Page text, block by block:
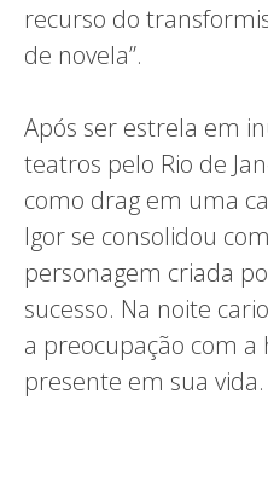
recurso do
de novela”.
Após ser estrela em
teatros pelo Rio de
como drag em uma
Igor se consolidou
personagem criada
sucesso. Na noite
a preocupação com
presente em sua vida.